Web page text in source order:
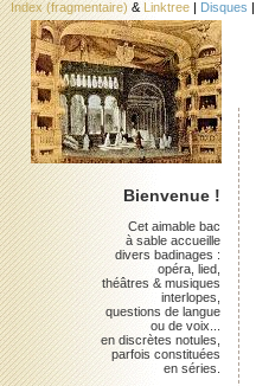
Index (fragmentaire) & Linktree | Disques |
Bienvenue !
Cet aimable bac
à sable accueille
divers badinages :
opéra, lied,
théâtres & musiques
interlopes,
questions de langue
ou de voix...
en discrètes notules,
parfois constituées
en séries.